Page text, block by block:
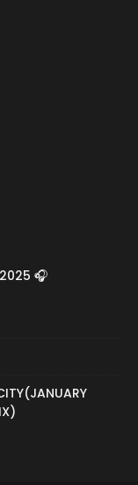
2025 🎧